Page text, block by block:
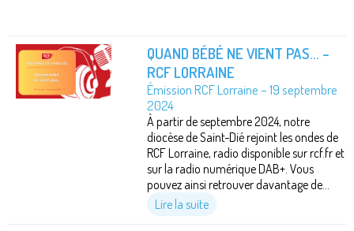
QUAND BÉBÉ NE VIENT PAS... –
RCF LORRAINE
Émission RCF Lorraine – 19 septembre
2024
À partir de septembre 2024, notre
diocèse de Saint-Dié rejoint les ondes de
RCF Lorraine, radio disponible sur rcf.fr et
sur la radio numérique DAB+. Vous
pouvez ainsi retrouver davantage de...
Lire la suite